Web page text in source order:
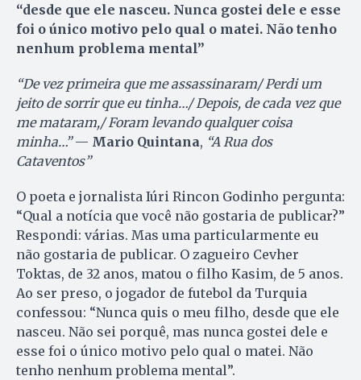
“desde que ele nasceu. Nunca gostei dele e esse
foi o único motivo pelo qual o matei. Não tenho
nenhum problema mental”
“De vez primeira que me assassinaram/ Perdi um
jeito de sorrir que eu tinha…/ Depois, de cada vez que
me mataram,/ Foram levando qualquer coisa
minha…”— Mario Quintana, “A Rua dos
Cataventos”
O poeta e jornalista Iúri Rincon Godinho pergunta:
“Qual a notícia que você não gostaria de publicar?”
Respondi: várias. Mas uma particularmente eu
não gostaria de publicar. O zagueiro Cevher
Toktas, de 32 anos, matou o filho Kasim, de 5 anos.
Ao ser preso, o jogador de futebol da Turquia
confessou: “Nunca quis o meu filho, desde que ele
nasceu. Não sei porquê, mas nunca gostei dele e
esse foi o único motivo pelo qual o matei. Não
tenho nenhum problema mental”.